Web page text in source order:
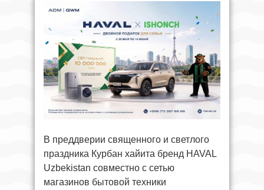
В преддверии священного и светлого
праздника Курбан хайита бренд HAVAL
Uzbekistan совместно с сетью
магазинов бытовой техники